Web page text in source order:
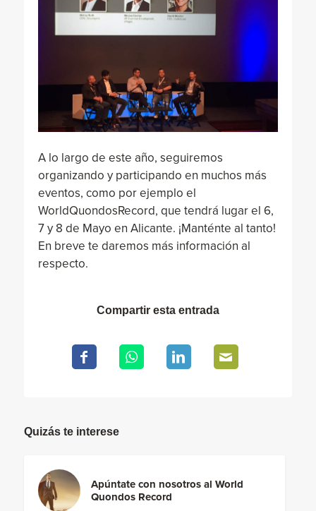
A lo largo de este año, seguiremos
organizando y participando en muchos más
eventos, como por ejemplo el
WorldQuondosRecord, que tendrá lugar el 6,
7 y 8 de Mayo en Alicante. ¡Manténte al tanto!
En breve te daremos más información al
respecto.
Compartir esta entrada
Quizás te interese
Apúntate con nosotros al World
Quondos Record